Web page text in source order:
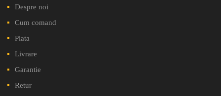
Despre noi
Cum comand
Plata
Livrare
Garantie
Retur